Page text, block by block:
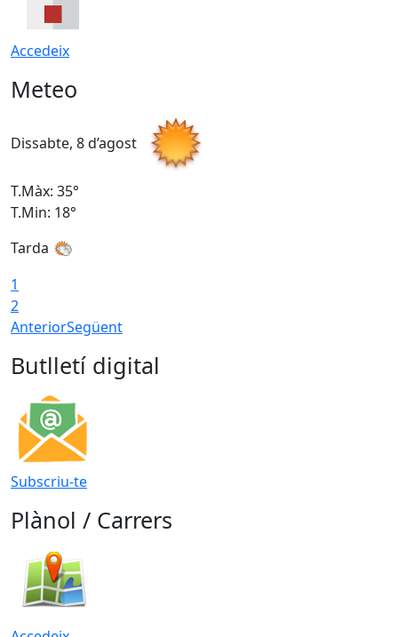
Accedeix
Meteo
Dissabte, 8 d’agost
T.Màx: 35°
T.Min: 18°
Tarda
1
2
AnteriorSegüent
Butlletí digital
Subscriu-te
Plànol / Carrers